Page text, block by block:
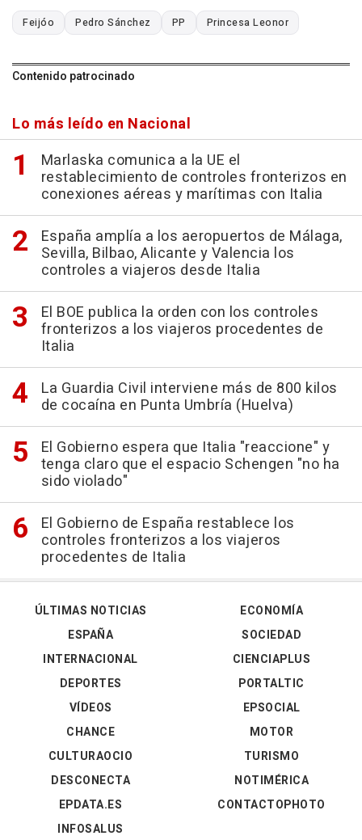
Feijóo Pedro Sánchez PP Princesa Leonor
Contenido patrocinado
Lo más leído en Nacional
Marlaska comunica a la UE el
restablecimiento de controles fronterizos en
conexiones aéreas y marítimas con Italia
España amplía a los aeropuertos de Málaga,
Sevilla, Bilbao, Alicante y Valencia los
controles a viajeros desde Italia
El BOE publica la orden con los controles
fronterizos a los viajeros procedentes de
Italia
La Guardia Civil interviene más de 800 kilos
de cocaína en Punta Umbría (Huelva)
El Gobierno espera que Italia "reaccione" y
tenga claro que el espacio Schengen "no ha
sido violado"
El Gobierno de España restablece los
controles fronterizos a los viajeros
procedentes de Italia
ÚLTIMAS NOTICIAS
ESPAÑA
INTERNACIONAL
DEPORTES
VÍDEOS
ECONOMÍA
SOCIEDAD
CIENCIAPLUS
PORTALTIC
EPSOCIAL
CHANCE
CULTURAOCIO
DESCONECTA
EPDATA.ES
INFOSALUS
MOTOR
TURISMO
NOTIMÉRICA
CONTACTOPHOTO